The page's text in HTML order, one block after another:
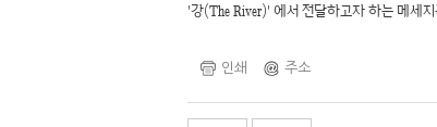
'강(The River)' 에서 전달하고자 하는 메세
인쇄 주소